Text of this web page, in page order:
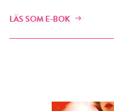
LÄS SOM E-BOK